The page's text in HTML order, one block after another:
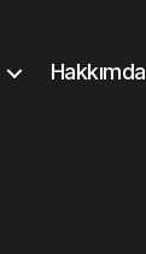
Hakkımda